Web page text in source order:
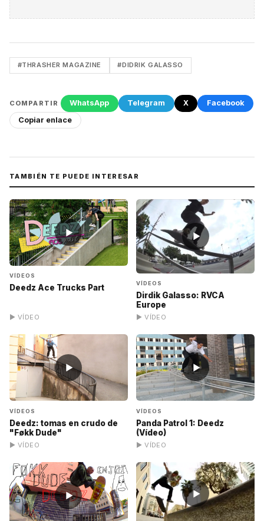
#THRASHER MAGAZINE #DIDRIK GALASSO
COMPARTIR WhatsApp Telegram X
Facebook
Copiar enlace
TAMBIÉN TE PUEDE INTERESAR
▶
VÍDEOS
Deedz Ace Trucks Part
▶ VÍDEO
▶
VÍDEOS
Dirdik Galasso: RVCA
Europe
▶ VÍDEO
▶
VÍDEOS
Deedz: tomas en crudo de
"Føkk Dude"
▶ VÍDEO
▶
VÍDEOS
Panda Patrol 1: Deedz
(Vídeo)
▶ VÍDEO
▶ ▶